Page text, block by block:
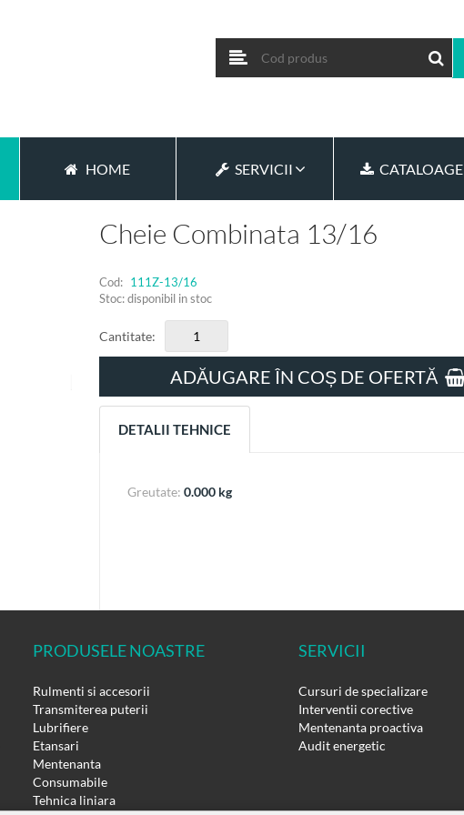
HOME SERVICII CATALOAGE
Cheie Combinata 13/16
Cod: 111Z-13/16
Stoc: disponibil in stoc
Cantitate:
ADĂUGARE ÎN COȘ DE OFERTĂ
DETALII TEHNICE
Greutate: 0.000 kg
PRODUSELE NOASTRE
Rulmenti si accesorii
Transmiterea puterii
Lubrifiere
Etansari
Mentenanta
Consumabile
Tehnica liniara
SERVICII
Cursuri de specializare
Interventii corective
Mentenanta proactiva
Audit energetic